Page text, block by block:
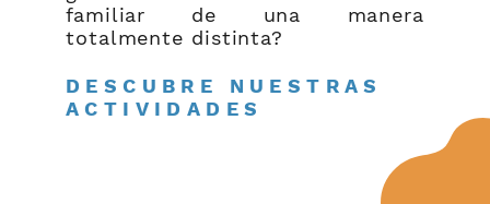
familiar de una manera
totalmente distinta?
DESCUBRE NUESTRAS
ACTIVIDADES